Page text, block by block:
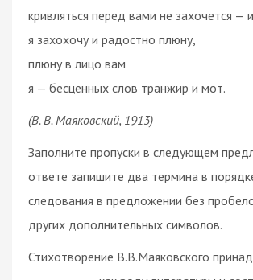
кривляться перед вами не захочется —
я захохочу и радостно плюну,
плюну в лицо вам
я — бесценных слов транжир и мот.
(В. В. Маяковский, 1913)
Заполните пропуски в следующем
ответе запишите два термина в
следования в предложении без
других дополнительных символов.
Стихотворение В.В.Маяковского